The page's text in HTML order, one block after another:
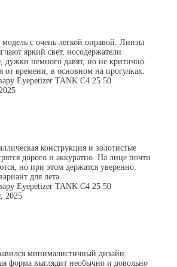
модель с очень легкой оправой. Линзы
яркий свет, носодержатели
дужки немного давят, но не критично.
от времени, в основном на прогулках.
Eyepetizer TANK C4 25 50
конструкция и золотистые
дорого и аккуратно. На лице почти
но при этом держатся уверенно.
для лета.
Eyepetizer TANK C4 25 50
2025
минималистичный дизайн.
форма выглядит необычно и довольно